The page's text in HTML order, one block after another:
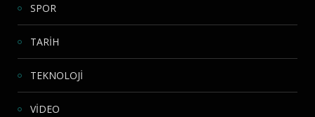
SPOR
TARİH
TEKNOLOJİ
VİDEO